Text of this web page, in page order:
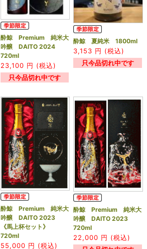
酔鯨 Premium 純米大
吟醸 DAITO 2024
720ml
23,100 円 (税込)
只今品切れ中です
酔鯨 夏純米 1800ml
3,153 円 (税込)
只今品切れ中です
酔鯨 Premium 純米大
吟醸 DAITO 2023
《馬上杯セット》
720ml
55,000 円 (税込)
酔鯨 Premium 純米大
吟醸 DAITO 2023
720ml
22,000 円 (税込)